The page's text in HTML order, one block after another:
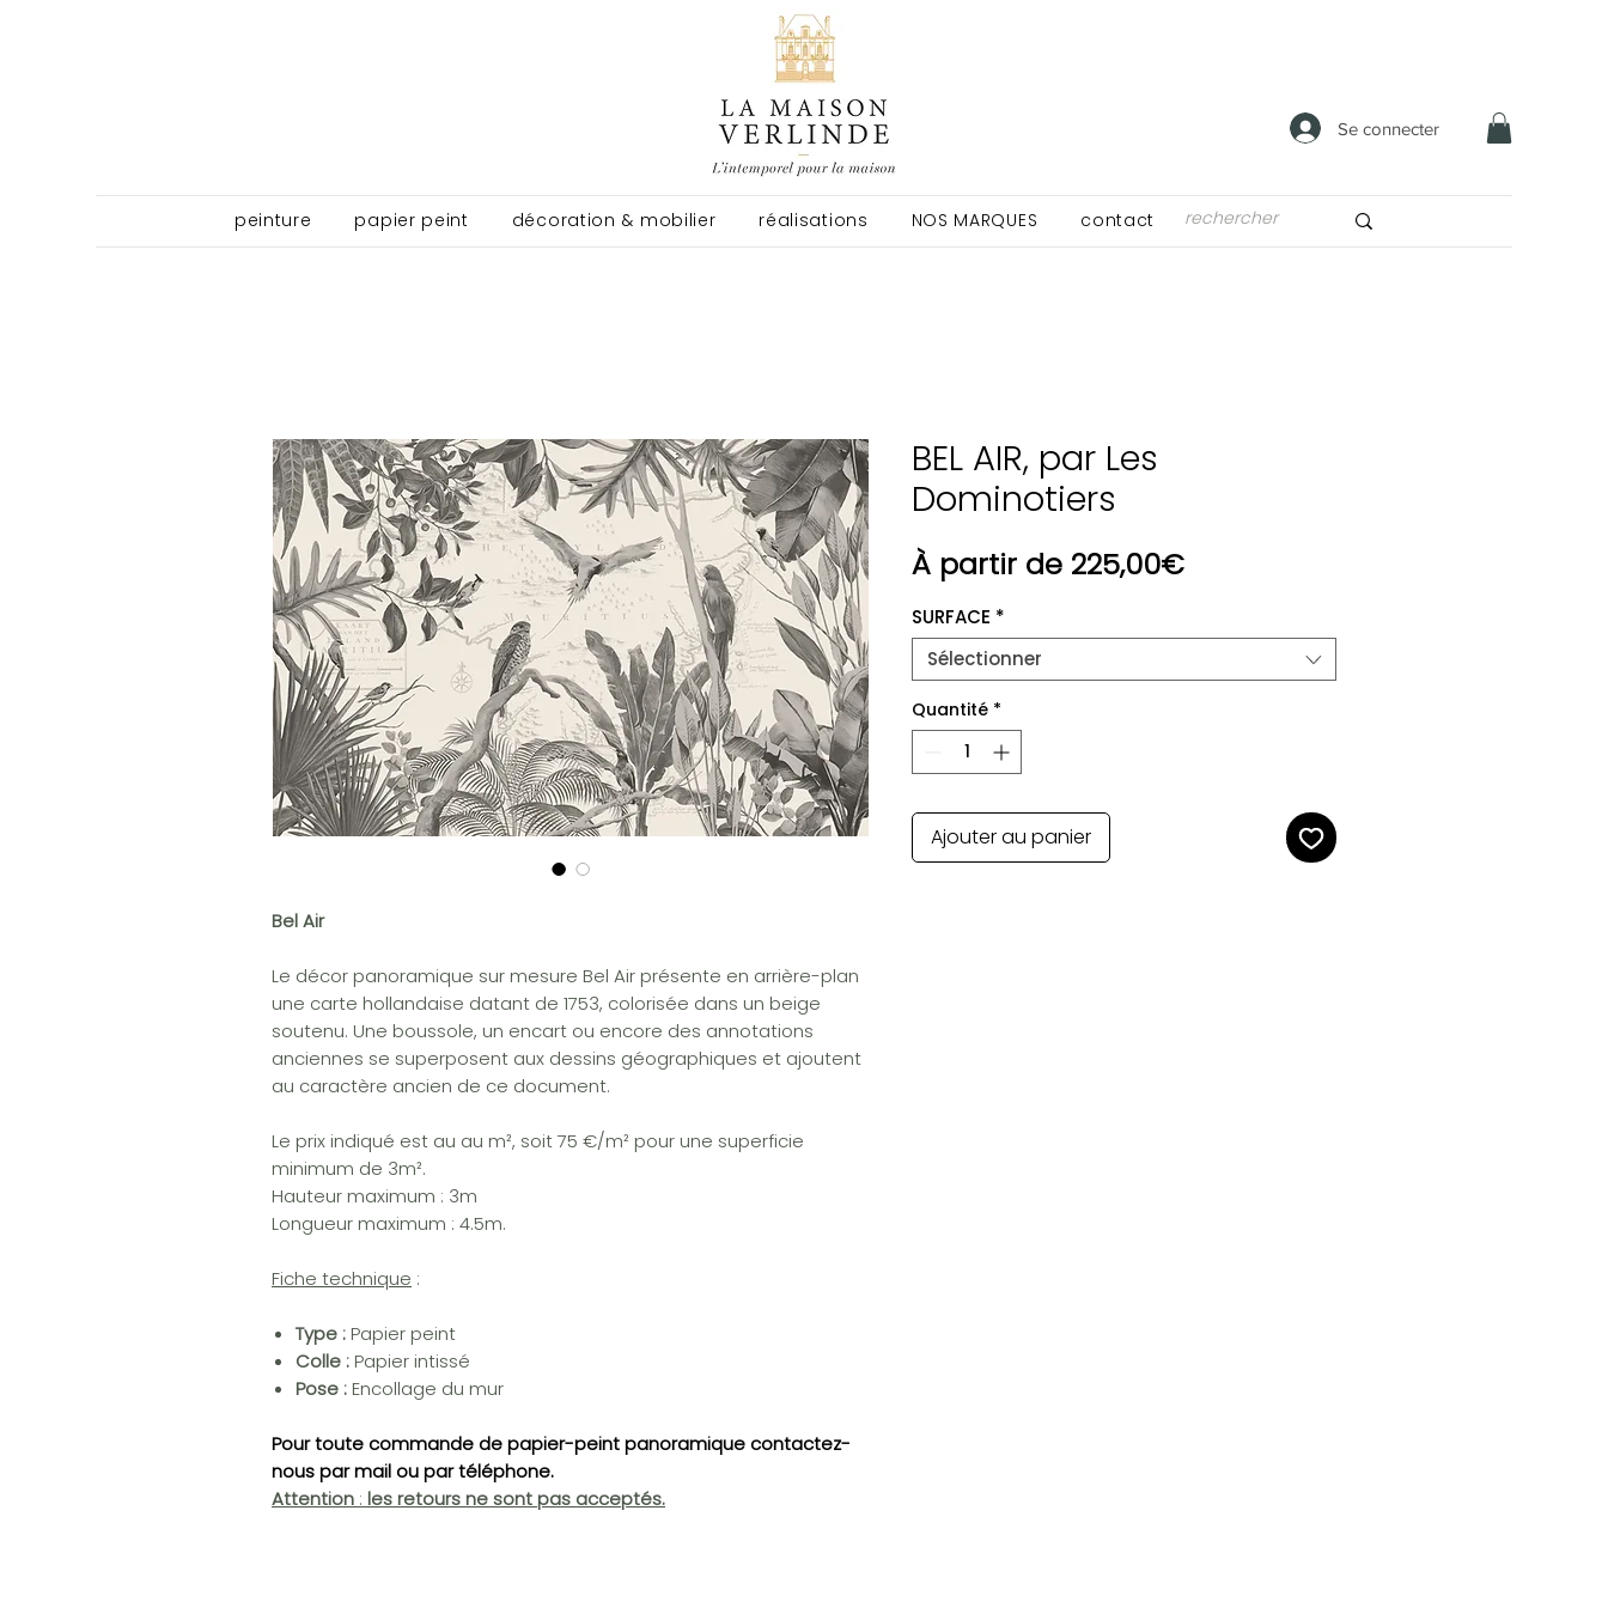
Se connecter
peinture papier peint décoration & mobilier réalisations NOS MARQUES contact
Bel Air
Le décor panoramique sur mesure Bel Air présente en arrière-plan
une carte hollandaise datant de 1753, colorisée dans un beige
soutenu. Une boussole, un encart ou encore des annotations
anciennes se superposent aux dessins géographiques et ajoutent
au caractère ancien de ce document.
Le prix indiqué est au au m², soit 75 €/m² pour une superficie
minimum de 3m².
Hauteur maximum : 3m
Longueur maximum : 4.5m.
Fiche technique :
Type : Papier peint
Colle : Papier intissé
Pose : Encollage du mur
Pour toute commande de papier-peint panoramique contactez-
nous par mail ou par téléphone.
Attention : les retours ne sont pas acceptés.
BEL AIR, par Les
Dominotiers
À partir de 225,00€Prix
SURFACE *
Sélectionner
Quantité *
Ajouter au panier